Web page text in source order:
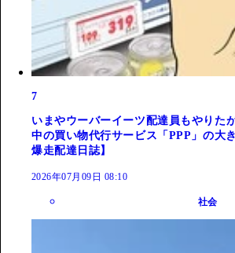
7
いまやウーバーイーツ配達員もやり
中の買い物代行サービス「PPP」の大
爆走配達日誌】
2026年07月09日 08:10
社会